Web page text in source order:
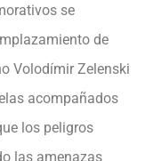
se
de
Volodímir Zelenski
acompañados
los peligros
las amenazas